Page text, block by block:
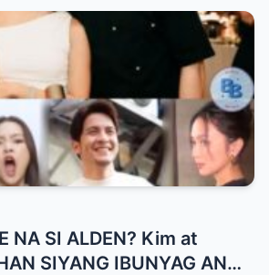
NA SI ALDEN? Kim at
SIYANG IBUNYAG ANG